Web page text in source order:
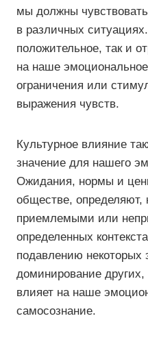
мы должны
в различных
положительное, так и
на наше
ограничения или
выражения чувств.
Культурное влияние
значение для нашего
Ожидания, нормы и
обществе, определяют,
приемлемыми или
определенных
подавлению
доминирование других,
влияет на наше
самосознание.